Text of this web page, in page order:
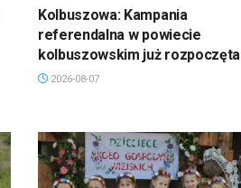
Kolbuszowa: Kampania
referendalna w powiecie
kolbuszowskim już rozpoczęta
2026-08-07